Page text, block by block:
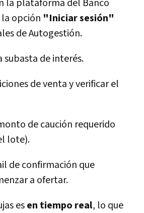
la plataforma del Banco
la opción "Iniciar sesión"
de Autogestión.
subasta de interés.
de venta y verificar el
de caución requerido
lote).
de confirmación que
a ofertar.
esen tiempo real, lo que